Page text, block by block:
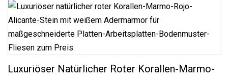
Luxuriöser Natürlicher Roter Korallen-Marmo-